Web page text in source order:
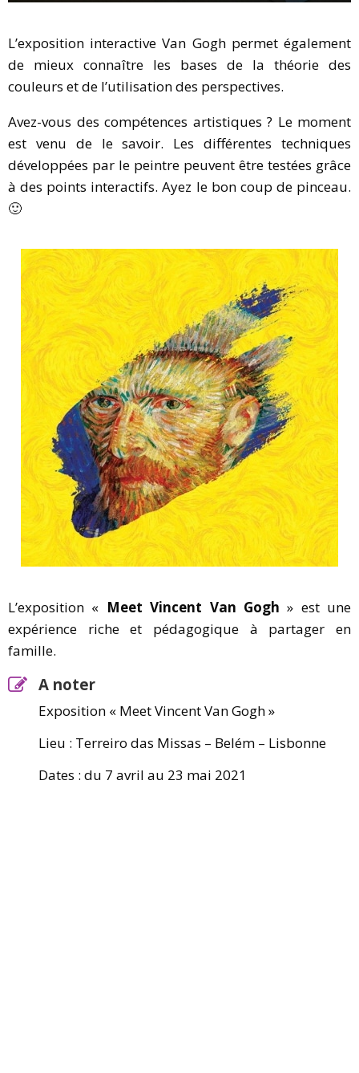
L’exposition interactive Van Gogh permet également
de mieux connaître les bases de la théorie des
couleurs et de l’utilisation des perspectives.
Avez-vous des compétences artistiques ? Le moment
est venu de le savoir. Les différentes techniques
développées par le peintre peuvent être testées grâce
à des points interactifs. Ayez le bon coup de pinceau.
🙂
L’exposition « Meet Vincent Van Gogh » est une
expérience riche et pédagogique à partager en
famille.
A noter
Exposition « Meet Vincent Van Gogh »
Lieu : Terreiro das Missas – Belém – Lisbonne
Dates : du 7 avril au 23 mai 2021